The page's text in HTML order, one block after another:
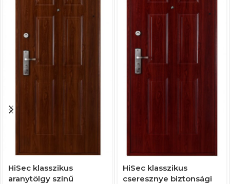
HiSec klasszikus
aranytölgy színű
HiSec klasszikus
cseresznye biztonsági